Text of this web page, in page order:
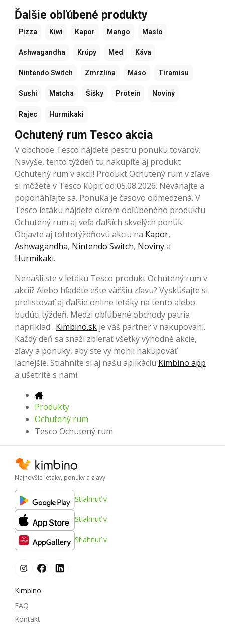
Ďalšie obľúbené produkty
Pizza Kiwi Kapor Mango Maslo
Ashwagandha Krúpy Med Káva
Nintendo Switch Zmrzlina Mäso Tiramisu
Sushi Matcha Šišky Protein Noviny
Rajec Hurmikaki
Ochutený rum Tesco akcia
V obchode Tesco nájdete pestrú ponuku tovarov.
Navyše, tento týždeň tu nakúpite aj produkt
Ochutený rum v akcii! Produkt Ochutený rum v zľave
si môžete v Tesco kúpiť od 05.08.2026. Neváhajte a
poponáhľajte sa. Ponuka je časovo obmedzená. V
Tesco letáku nájdete okrem obľúbeného produktu
Ochutený rum aj veľa ďalších skvelých ponúk.
Objavte aj tohtotýždňovú akciu na Kapor,
Ashwagandha, Nintendo Switch, Novinya
Hurmikaki.
Nenašli ste v letáku Tesco produkt Ochutený rum v
akcii? Alebo hľadáte ešte väčšiu zľavu? Vyskúšajte si
prelistovať aj ďalšie online letáky na tento alebo
budúci týždeň. Medzi obľúbené obchody patria
napríklad . Kimbino.sk je váš partner v nakupovaní.
Každý deň sa snaží zbierať všetky výhodné akcie,
zľavy a ponuky, aby ste vy mohli nakupovať
lacnejšie. Stiahnite si aj našu aplikáciu Kimbino app
a ušetrite s nami.
Produkty
Ochutený rum
Tesco Ochutený rum
Najnovšie letáky, ponuky a zľavy
Stiahnuť v
Stiahnuť v
Stiahnuť v
Kimbino
FAQ
Kontakt